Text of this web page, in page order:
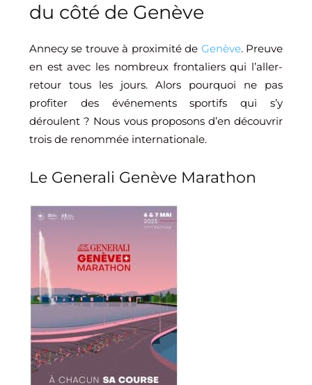
du côté de Genève
Annecy se trouve à proximité de Genève. Preuve
en est avec les nombreux frontaliers qui l’aller-
retour tous les jours. Alors pourquoi ne pas
profiter des événements sportifs qui s’y
déroulent ? Nous vous proposons d’en découvrir
trois de renommée internationale.
Le Generali Genève Marathon